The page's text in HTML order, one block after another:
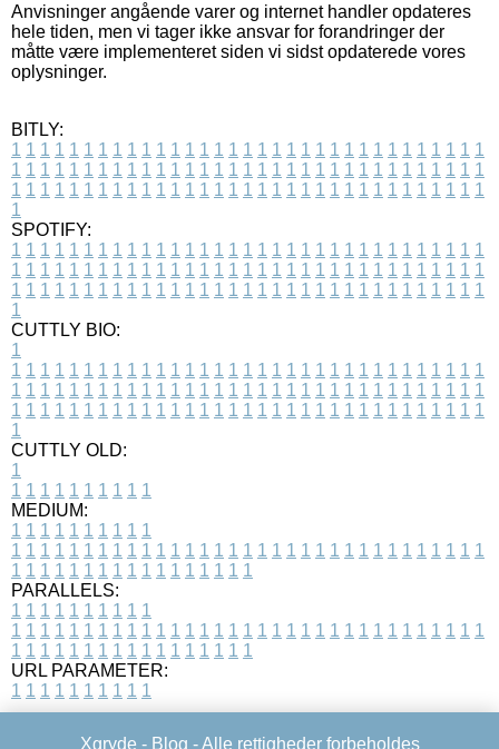
Anvisninger angående varer og internet handler opdateres
hele tiden, men vi tager ikke ansvar for forandringer der
måtte være implementeret siden vi sidst opdaterede vores
oplysninger.
BITLY:
1 1 1 1 1 1 1 1 1 1 1 1 1 1 1 1 1 1 1 1 1 1 1 1 1 1 1 1 1 1 1 1 1
1 1 1 1 1 1 1 1 1 1 1 1 1 1 1 1 1 1 1 1 1 1 1 1 1 1 1 1 1 1 1 1 1
1 1 1 1 1 1 1 1 1 1 1 1 1 1 1 1 1 1 1 1 1 1 1 1 1 1 1 1 1 1 1 1 1
1
SPOTIFY:
1 1 1 1 1 1 1 1 1 1 1 1 1 1 1 1 1 1 1 1 1 1 1 1 1 1 1 1 1 1 1 1 1
1 1 1 1 1 1 1 1 1 1 1 1 1 1 1 1 1 1 1 1 1 1 1 1 1 1 1 1 1 1 1 1 1
1 1 1 1 1 1 1 1 1 1 1 1 1 1 1 1 1 1 1 1 1 1 1 1 1 1 1 1 1 1 1 1 1
1
CUTTLY BIO:
1
1 1 1 1 1 1 1 1 1 1 1 1 1 1 1 1 1 1 1 1 1 1 1 1 1 1 1 1 1 1 1 1 1
1 1 1 1 1 1 1 1 1 1 1 1 1 1 1 1 1 1 1 1 1 1 1 1 1 1 1 1 1 1 1 1 1
1 1 1 1 1 1 1 1 1 1 1 1 1 1 1 1 1 1 1 1 1 1 1 1 1 1 1 1 1 1 1 1 1
1
CUTTLY OLD:
1
1 1 1 1 1 1 1 1 1 1
MEDIUM:
1 1 1 1 1 1 1 1 1 1
1 1 1 1 1 1 1 1 1 1 1 1 1 1 1 1 1 1 1 1 1 1 1 1 1 1 1 1 1 1 1 1 1
1 1 1 1 1 1 1 1 1 1 1 1 1 1 1 1 1
PARALLELS:
1 1 1 1 1 1 1 1 1 1
1 1 1 1 1 1 1 1 1 1 1 1 1 1 1 1 1 1 1 1 1 1 1 1 1 1 1 1 1 1 1 1 1
1 1 1 1 1 1 1 1 1 1 1 1 1 1 1 1 1
URL PARAMETER:
1 1 1 1 1 1 1 1 1 1
Xgryde - Blog - Alle rettigheder forbeholdes